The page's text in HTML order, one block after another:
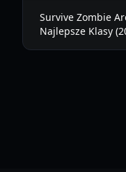
Survive Zombie
Najlepsze Klasy